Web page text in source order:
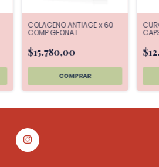
COLAGENO ANTIAGE x 60
COMP GEONAT
$15.780,00